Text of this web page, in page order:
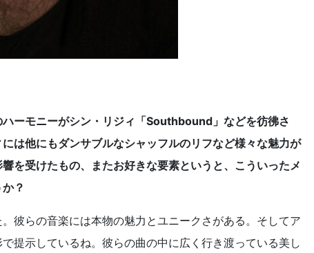
ーモニーがシン・リジィ「Southbound」などを彷彿さ
は他にもダンサブルなシャッフルのリフなど様々な魅力が
を受けたもの、またお好きな要素というと、こういったメ
か？
彼らの音楽には本物の魅力とユニークさがある。そしてア
提示しているね。彼らの曲の中に広く行き渡っている美し